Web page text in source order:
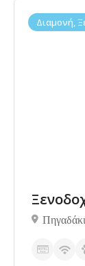
Δεν
Διαμονή,